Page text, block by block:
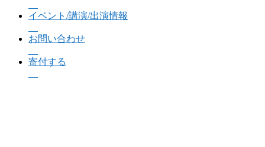
イベント/講演/出演情報
お問い合わせ
寄付する